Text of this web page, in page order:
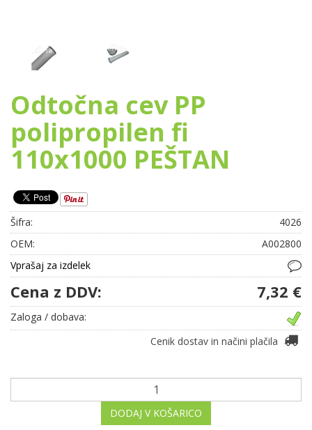
Odtočna cev PP
polipropilen fi
110x1000 PEŠTAN
Šifra:
4026
OEM:
A002800
Vprašaj za izdelek
Cena z DDV: 7,32 €
Zaloga / dobava:
Cenik dostav in načini plačila
DODAJ V KOŠARICO